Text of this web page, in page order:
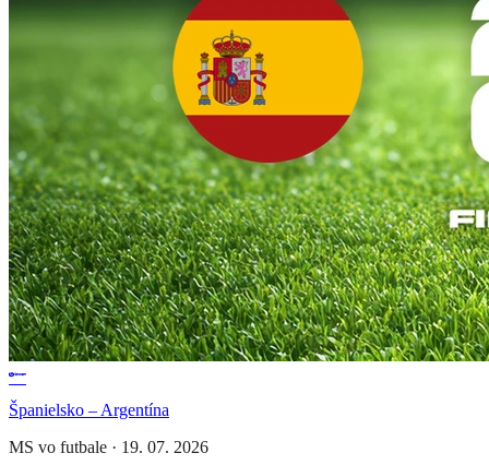
Španielsko – Argentína
MS vo futbale · 19. 07. 2026